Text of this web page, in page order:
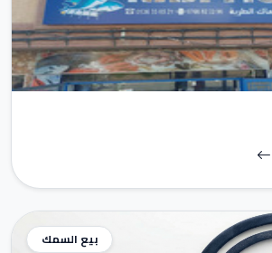
بيع السمك